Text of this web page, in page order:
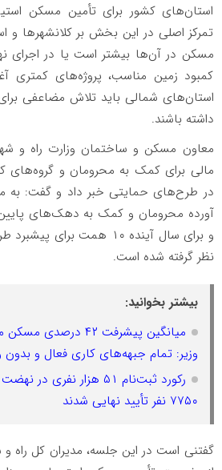
استان‌های کشور برای تأمین مسکن
تمرکز اصلی در این بخش بر کلانشهرها
مسکن در آن‌ها بیشتر است یا در
کمبود زمین مناسب، پروژه‌های کمتری
استان‌های شمالی باید تلاش مضاعفی
داشته باشند.
معاون مسکن و ساختمان وزارت راه و
مالی برای کمک به محرومان و گروه‌های
در طرح‌های حمایتی خبر داد و گفت: به
و برای سال آینده ۱۰ همت
نظر گرفته شده است.
بیشتر بخوانید:
میانگین پیشرفت ۴۲
وزیر: تمام جبهه‌های کاری فعال و
رکورد ثبت‌نام ۵۱ هزار
۷۷۵۰ نفر تأیید نهایی شدند
گفتنی است در این جلسه، مدیران کل راه